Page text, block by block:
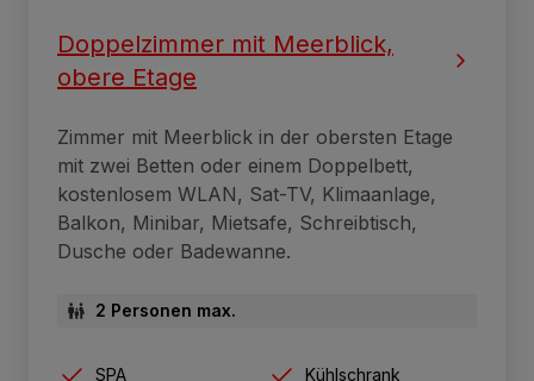
Doppelzimmer mit Meerblick,
obere Etage
Zimmer mit Meerblick in der obersten Etage
mit zwei Betten oder einem Doppelbett,
kostenlosem WLAN, Sat-TV, Klimaanlage,
Balkon, Minibar, Mietsafe, Schreibtisch,
Dusche oder Badewanne.
2 Personen max.
SPA
Kühlschrank